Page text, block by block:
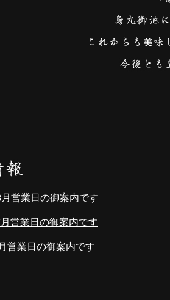
月営業日の御案内です
月営業日の御案内です
営業日の御案内です